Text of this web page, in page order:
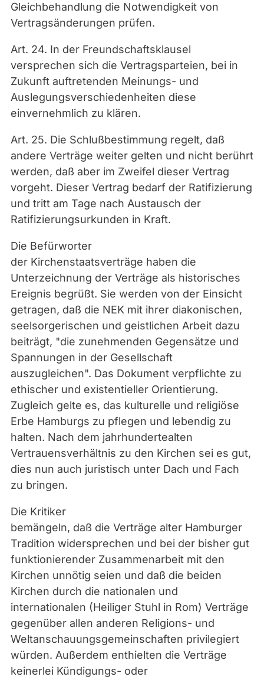
Gleichbehandlung die Notwendigkeit von
Vertragsänderungen prüfen.
Art. 24. In der Freundschaftsklausel
versprechen sich die Vertragsparteien, bei in
Zukunft auftretenden Meinungs- und
Auslegungsverschiedenheiten diese
einvernehmlich zu klären.
Art. 25. Die Schlußbestimmung regelt, daß
andere Verträge weiter gelten und nicht berührt
werden, daß aber im Zweifel dieser Vertrag
vorgeht. Dieser Vertrag bedarf der Ratifizierung
und tritt am Tage nach Austausch der
Ratifizierungsurkunden in Kraft.
Die Befürworter
der Kirchenstaatsverträge haben die
Unterzeichnung der Verträge als historisches
Ereignis begrüßt. Sie werden von der Einsicht
getragen, daß die NEK mit ihrer diakonischen,
seelsorgerischen und geistlichen Arbeit dazu
beiträgt, "die zunehmenden Gegensätze und
Spannungen in der Gesellschaft
auszugleichen". Das Dokument verpflichte zu
ethischer und existentieller Orientierung.
Zugleich gelte es, das kulturelle und religiöse
Erbe Hamburgs zu pflegen und lebendig zu
halten. Nach dem jahrhundertealten
Vertrauensverhältnis zu den Kirchen sei es gut,
dies nun auch juristisch unter Dach und Fach
zu bringen.
Die Kritiker
bemängeln, daß die Verträge alter Hamburger
Tradition widersprechen und bei der bisher gut
funktionierender Zusammenarbeit mit den
Kirchen unnötig seien und daß die beiden
Kirchen durch die nationalen und
internationalen (Heiliger Stuhl in Rom) Verträge
gegenüber allen anderen Religions- und
Weltanschauungsgemeinschaften privilegiert
würden. Außerdem enthielten die Verträge
keinerlei Kündigungs- oder